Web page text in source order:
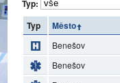
Typ:
Typ
Město
Benešov
Benešov